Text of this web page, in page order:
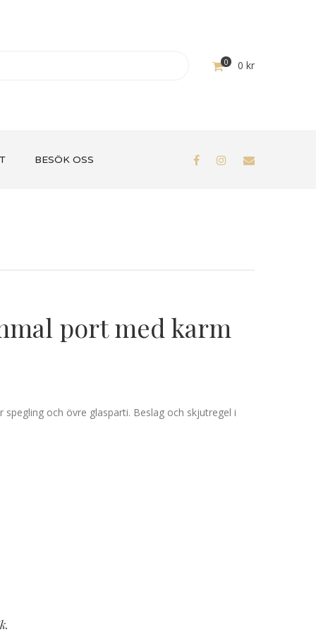
0 0 kr
BESÖK OSS
port med karm
och övre glasparti. Beslag och skjutregel i